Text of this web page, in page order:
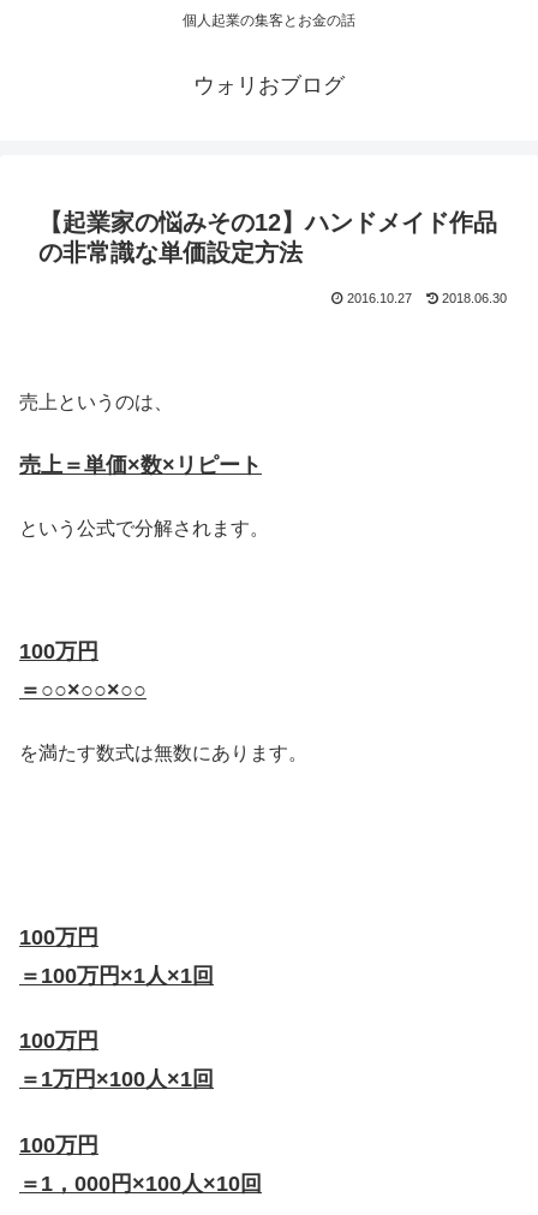
個人起業の集客とお金の話
ウォリおブログ
【起業家の悩みその12】ハンドメイド作品
の非常識な単価設定方法
2016.10.27 2018.06.30
売上というのは、
売上＝単価×数×リピート
という公式で分解されます。
100万円
＝ ○○×○○×○○
を満たす数式は無数にあります。
100万円
＝100万円 ×1人×1回
100万円
＝1万円 ×100人×1回
100万円
＝1，000円 ×100人×10回